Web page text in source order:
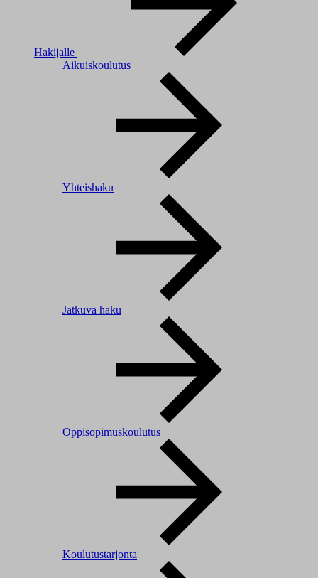
Hakijalle
Aikuiskoulutus
Yhteishaku
Jatkuva haku
Oppisopimuskoulutus
Koulutustarjonta